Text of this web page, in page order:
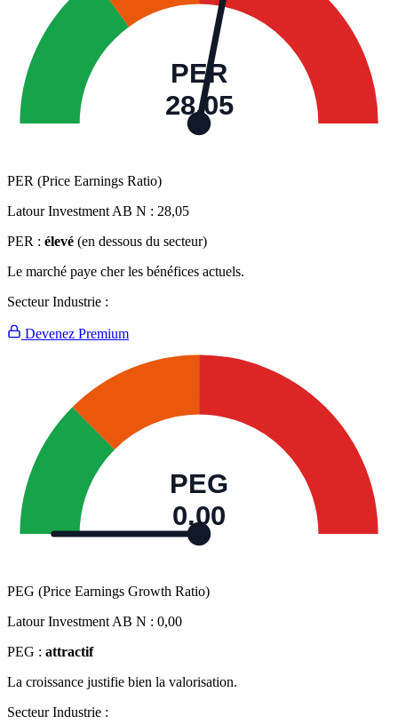
PER
28,05
PER (Price Earnings Ratio)
Latour Investment AB N : 28,05
PER : élevé (en dessous du secteur)
Le marché paye cher les bénéfices actuels.
Secteur Industrie :
Devenez Premium
PEG
0,00
PEG (Price Earnings Growth Ratio)
Latour Investment AB N : 0,00
PEG : attractif
La croissance justifie bien la valorisation.
Secteur Industrie :